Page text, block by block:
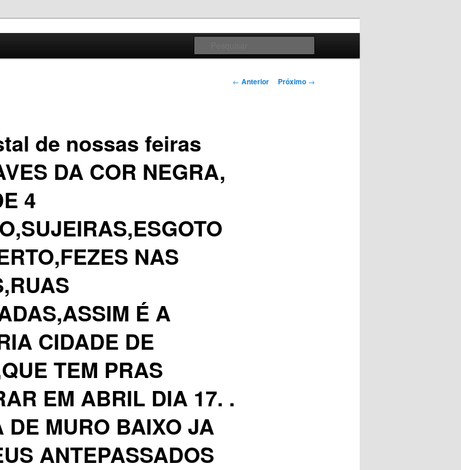
Navegação
← Anterior Próximo →
de nossas feiras
DA COR NEGRA,
4
NAS
É A
CIDADE DE
TEM PRAS
EM ABRIL DIA 17. .
DE MURO BAIXO JA
ANTEPASSADOS